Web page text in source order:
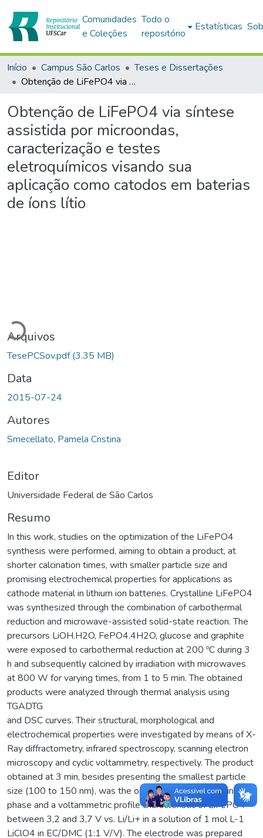
Comunidades
e Coleções
Todo o
repositório
Estatísticas
Início Campus São Carlos
Teses e Dissertações
Obtenção de LiFePO4 via síntese assistida por microondas, caracterização e testes eletroquímicos visando sua aplicação como catodos em baterias de íons lítio
Obtenção de LiFePO4 via síntese
assistida por microondas,
caracterização e testes
eletroquímicos visando sua
aplicação como catodos em baterias
de íons lítio
Carregando...
Arquivos
TesePCSov.pdf(3.35 MB)
Data
2015-07-24
Autores
Smecellato, Pamela Cristina
Editor
Universidade Federal de São Carlos
Resumo
In this work, studies on the optimization of the LiFePO4
synthesis were performed, aiming to obtain a product, at
shorter calcination times, with smaller particle size and
promising electrochemical properties for applications as
cathode material in lithium ion batteries. Crystalline LiFePO4
was synthesized through the combination of carbothermal
reduction and microwave-assisted solid-state reaction. The
precursors LiOH.H2O, FePO4.4H2O, glucose and graphite
were exposed to carbothermal reduction at 200 ºC during 3
h and subsequently calcined by irradiation with microwaves
at 800 W for varying times, from 1 to 5 min. The obtained
products were analyzed through thermal analysis using
TGADTG
and DSC curves. Their structural, morphological and
electrochemical properties were investigated by means of X-
Ray diffractometry, infrared spectroscopy, scanning electron
microscopy and cyclic voltammetry, respectively. The product
obtained at 3 min, besides presenting the smallest particle
size (100 to 150 nm), was the only one with a crystalline
phase and a voltammetric profile characteristic of LiFePO4
between 3,2 and 3,7 V vs. Li/Li+ in a solution of 1 mol L-1
LiClO4 in EC/DMC (1:1 V/V). The electrode was prepared